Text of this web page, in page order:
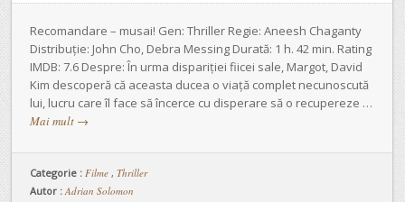
Recomandare – musai! Gen: Thriller Regie: Aneesh Chaganty
Distribuție: John Cho, Debra Messing Durată: 1 h. 42 min. Rating
IMDB: 7.6 Despre: În urma dispariției fiicei sale, Margot, David
Kim descoperă că aceasta ducea o viață complet necunoscută
lui, lucru care îl face să încerce cu disperare să o recupereze …
Mai mult →
Categorie : Filme , Thriller
Autor : Adrian Solomon